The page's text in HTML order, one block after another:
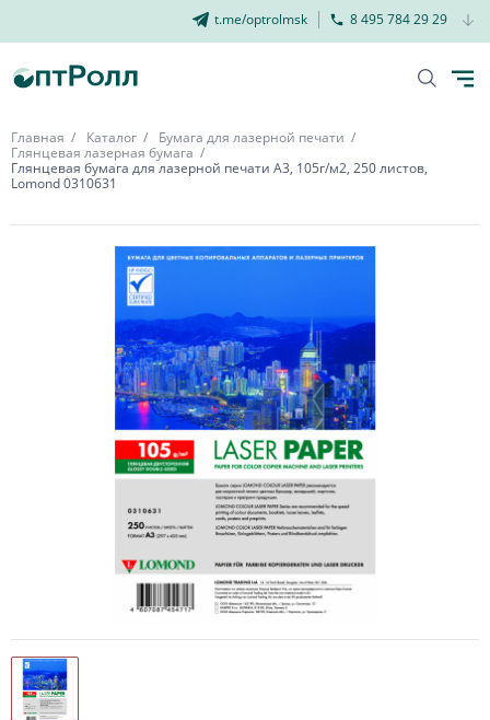
t.me/optrolmsk 8 495 784 29 29
Главная Каталог
Бумага для лазерной печати
Глянцевая лазерная бумага
Глянцевая бумага для лазерной печати А3, 105г/м2, 250 листов,
Lomond 0310631